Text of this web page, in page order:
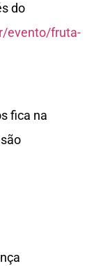
do
evento/fruta-
fica na